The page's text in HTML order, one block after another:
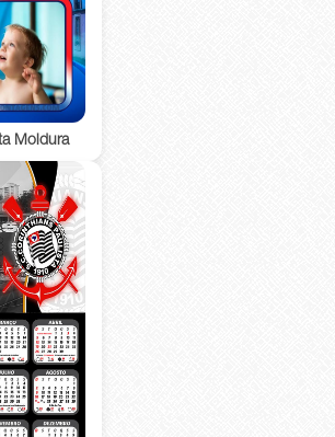
Moldura